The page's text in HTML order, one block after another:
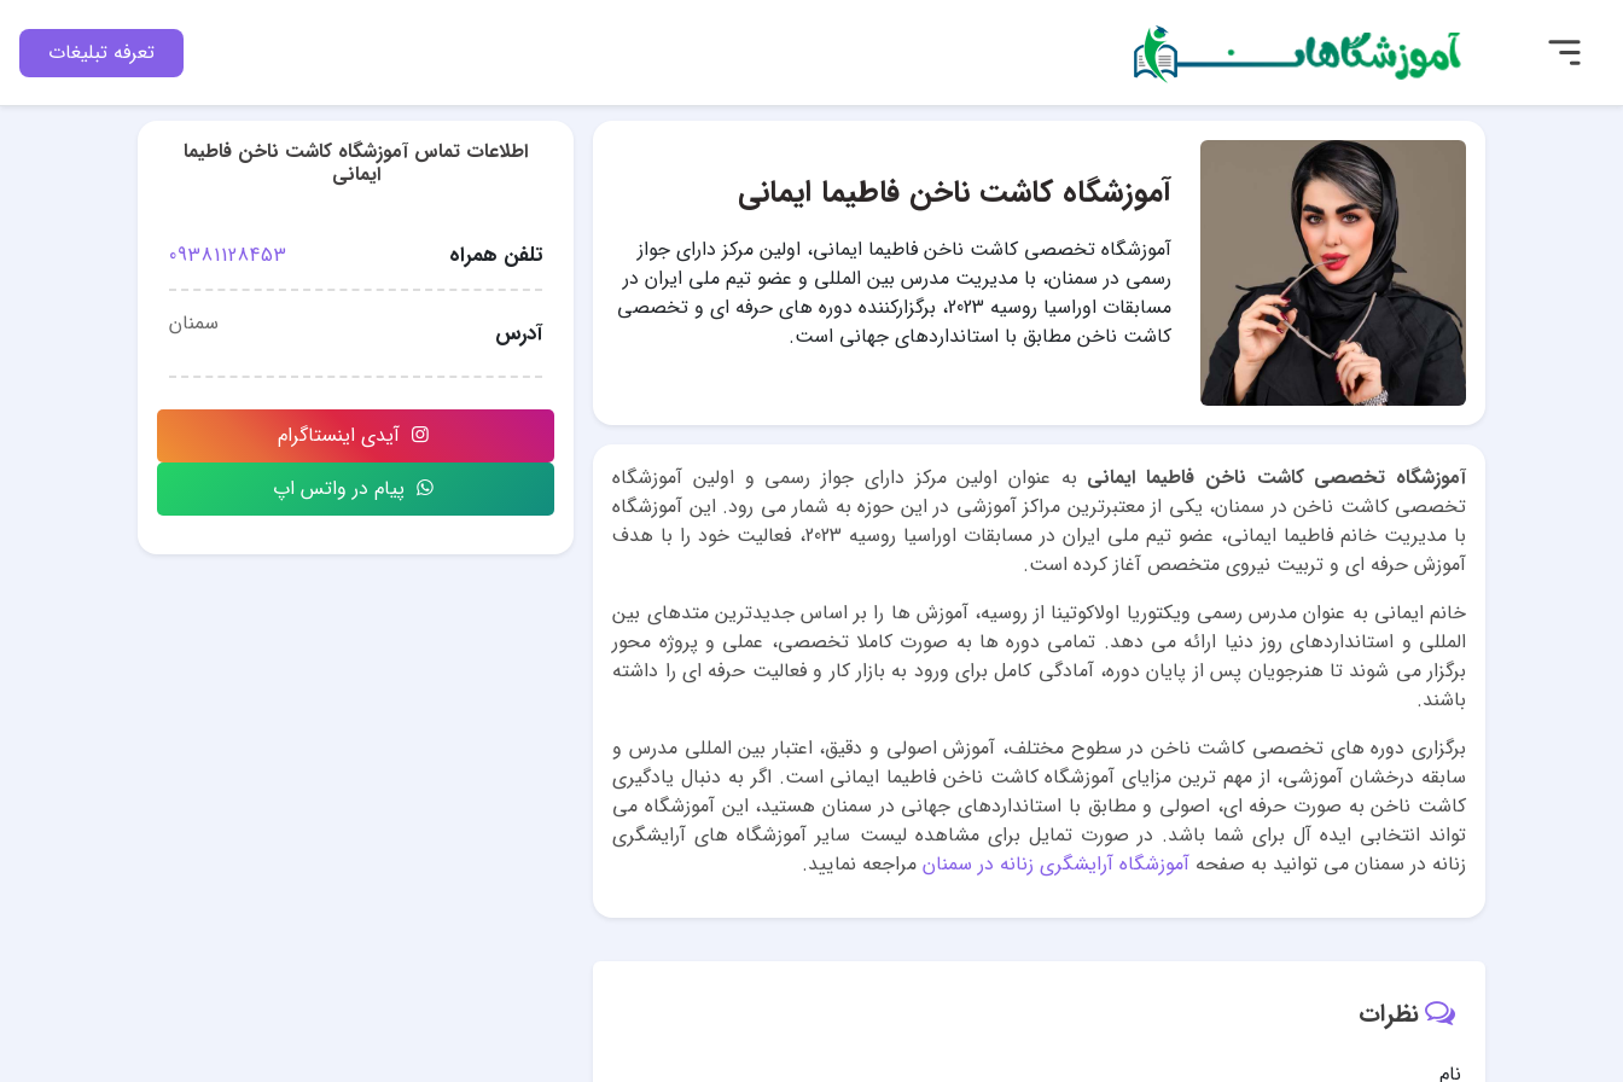
تعرفه تبلیغات
آموزشگاه کاشت ناخن فاطیما ایمانی
آموزشگاه تخصصی کاشت ناخن فاطیما ایمانی، اولین مرکز دارای جواز
رسمی در سمنان، با مدیریت مدرس بین المللی و عضو تیم ملی ایران در
مسابقات اوراسیا روسیه 2023، برگزارکننده دوره های حرفه ای و تخصصی
کاشت ناخن مطابق با استانداردهای جهانی است.
آموزشگاه تخصصی کاشت ناخن فاطیما ایمانی به عنوان اولین مرکز دارای جواز رسمی و اولین آموزشگاه
تخصصی کاشت ناخن در سمنان، یکی از معتبرترین مراکز آموزشی در این حوزه به شمار می رود. این آموزشگاه
با مدیریت خانم فاطیما ایمانی، عضو تیم ملی ایران در مسابقات اوراسیا روسیه 2023، فعالیت خود را با هدف
آموزش حرفه ای و تربیت نیروی متخصص آغاز کرده است.
خانم ایمانی به عنوان مدرس رسمی ویکتوریا اولاکوتینا از روسیه، آموزش ها را بر اساس جدیدترین متدهای بین
المللی و استانداردهای روز دنیا ارائه می دهد. تمامی دوره ها به صورت کاملا تخصصی، عملی و پروژه محور
برگزار می شوند تا هنرجویان پس از پایان دوره، آمادگی کامل برای ورود به بازار کار و فعالیت حرفه ای را داشته
باشند.
برگزاری دوره های تخصصی کاشت ناخن در سطوح مختلف، آموزش اصولی و دقیق، اعتبار بین المللی مدرس و
سابقه درخشان آموزشی، از مهم ترین مزایای آموزشگاه کاشت ناخن فاطیما ایمانی است. اگر به دنبال یادگیری
کاشت ناخن به صورت حرفه ای، اصولی و مطابق با استانداردهای جهانی در سمنان هستید، این آموزشگاه می
تواند انتخابی ایده آل برای شما باشد. در صورت تمایل برای مشاهده لیست سایر آموزشگاه های آرایشگری
زنانه در سمنان می توانید به صفحه آموزشگاه آرایشگری زنانه در سمنان مراجعه نمایید.
نظرات
نام
اطلاعات تماس آموزشگاه کاشت ناخن فاطیما
ایمانی
تلفن همراه 09381128453
آدرس سمنان
آیدی اینستاگرام
پیام در واتس اپ